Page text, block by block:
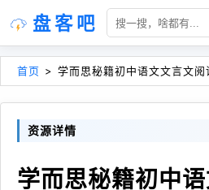
盘客吧
首页 > 学而思秘籍初中语文文言文
资源详情
学而思秘籍初中